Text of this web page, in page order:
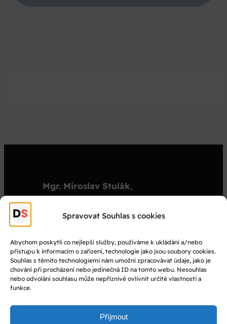
Spravovat Souhlas s cookies
Abychom poskytli co nejlepší služby, používáme k ukládání a/nebo
přístupu k informacím o zařízení, technologie jako jsou soubory cookies.
Souhlas s těmito technologiemi nám umožní zpracovávat údaje, jako je
chování při procházení nebo jedinečná ID na tomto webu. Nesouhlas
nebo odvolání souhlasu může nepříznivě ovlivnit určité vlastnosti a
funkce.
Příjmout
Mgr. Miroslav Stulák,
stulak@dejepisnasoutez.cz
© Dějepisná soutěž 2025
Facebook
YouTube